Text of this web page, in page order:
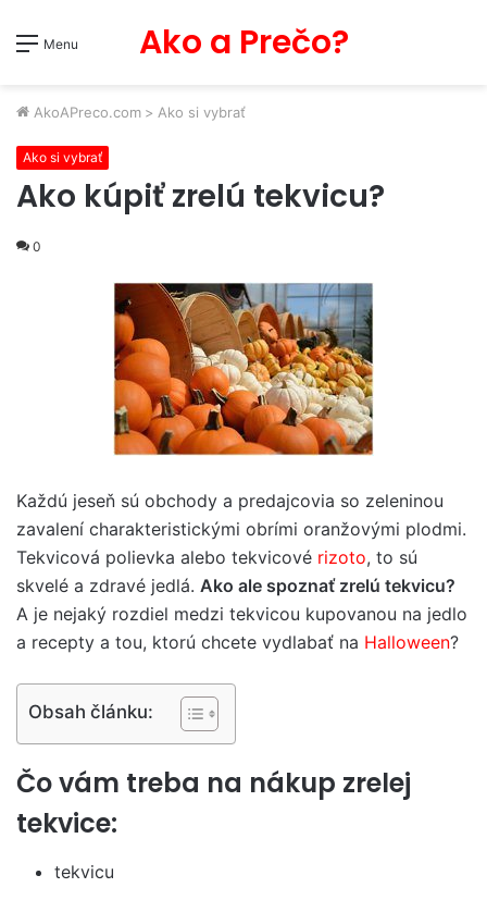
Menu Ako a Prečo?
AkoAPreco.com > Ako si vybrať
Ako si vybrať
Ako kúpiť zrelú tekvicu?
0
Každú jeseň sú obchody a predajcovia so zeleninou
zavalení charakteristickými obrími oranžovými plodmi.
Tekvicová polievka alebo tekvicové rizoto, to sú
skvelé a zdravé jedlá. Ako ale spoznať zrelú tekvicu?
A je nejaký rozdiel medzi tekvicou kupovanou na jedlo
a recepty a tou, ktorú chcete vydlabať na Halloween?
Obsah článku:
Čo vám treba na nákup zrelej
tekvice:
tekvicu